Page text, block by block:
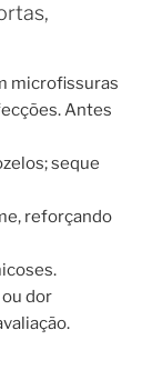
microfissuras
Antes
seque
reforçando
dor